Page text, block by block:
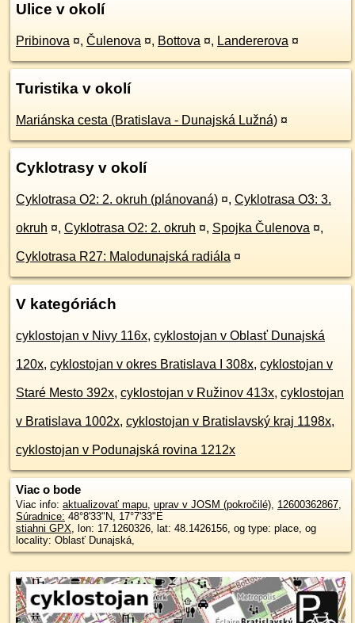
Ulice v okolí
Pribinova ¤, Čulenova ¤, Bottova ¤, Landererova ¤
Turistika v okolí
Mariánska cesta (Bratislava - Dunajská Lužná) ¤
Cyklotrasy v okolí
Cyklotrasa O2: 2. okruh (plánovaná) ¤, Cyklotrasa O3: 3.
okruh ¤, Cyklotrasa O2: 2. okruh ¤, Spojka Čulenova ¤,
Cyklotrasa R27: Malodunajská radiála ¤
V kategóriách
cyklostojan v Nivy 116x, cyklostojan v Oblasť Dunajská
120x, cyklostojan v okres Bratislava I 308x, cyklostojan v
Staré Mesto 392x, cyklostojan v Ružinov 413x, cyklostojan
v Bratislava 1002x, cyklostojan v Bratislavský kraj 1198x,
cyklostojan v Podunajská rovina 1212x
Viac o bode
Viac info: aktualizovať mapu, uprav v JOSM (pokročilé), 12600362867,
Súradnice: 48°8'33"N, 17°7'33"E
stiahni GPX, lon: 17.1260326, lat: 48.1426156, og type: place, og
locality: Oblasť Dunajská,